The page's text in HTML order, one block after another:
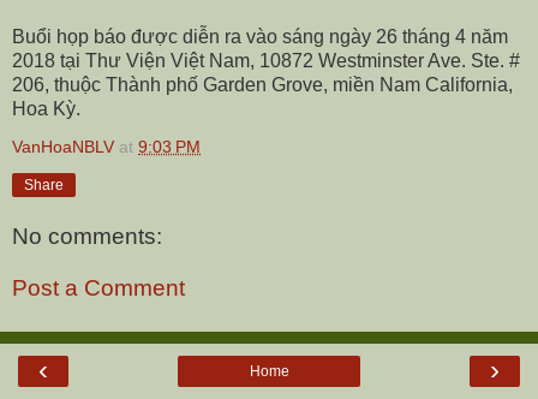
Buổi họp báo được diễn ra vào sáng ngày 26 tháng 4 năm
2018 tại Thư Viện Việt Nam, 10872 Westminster Ave. Ste. #
206, thuộc Thành phố Garden Grove, miền Nam California,
Hoa Kỳ.
VanHoaNBLV at 9:03 PM
Share
No comments:
Post a Comment
‹ ›
Home